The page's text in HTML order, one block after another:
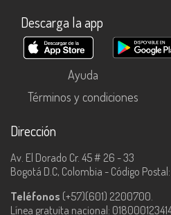
Descarga la app
Ayuda
Términos y condiciones
Dirección
Av. El Dorado Cr. 45 # 26 - 33
Bogotá D.C, Colombia - Código Postal:
Teléfonos (+57)(601) 2200700.
Línea gratuita nacional: